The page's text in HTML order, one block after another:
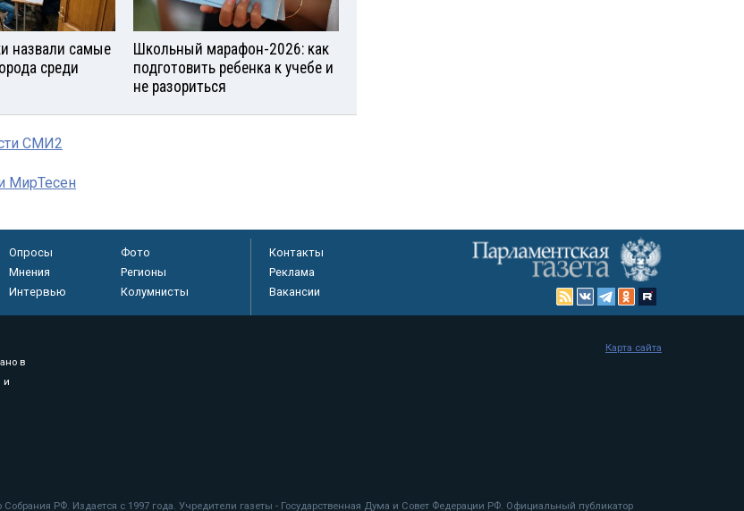
назвали самые
среди
Школьный марафон-2026: как
подготовить ребенка к учебе и
не разориться
СМИ2
МирТесен
Опросы
Фото
Мнения
Регионы
Интервью Колумнисты
Контакты
Реклама
Вакансии
в
и
РФ. Издается с 1997 года. Учредители газеты - Государственная Дума и Совет Федерации РФ. Официальный публикатор
Карта сайта